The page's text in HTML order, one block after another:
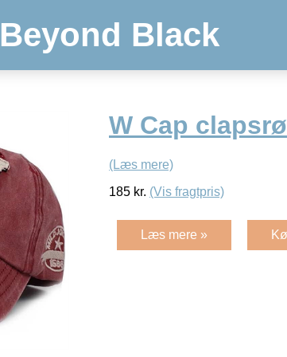
Beyond Black
W Cap
(Læs mere)
185 kr. (Vis fragtpris)
Læs mere »